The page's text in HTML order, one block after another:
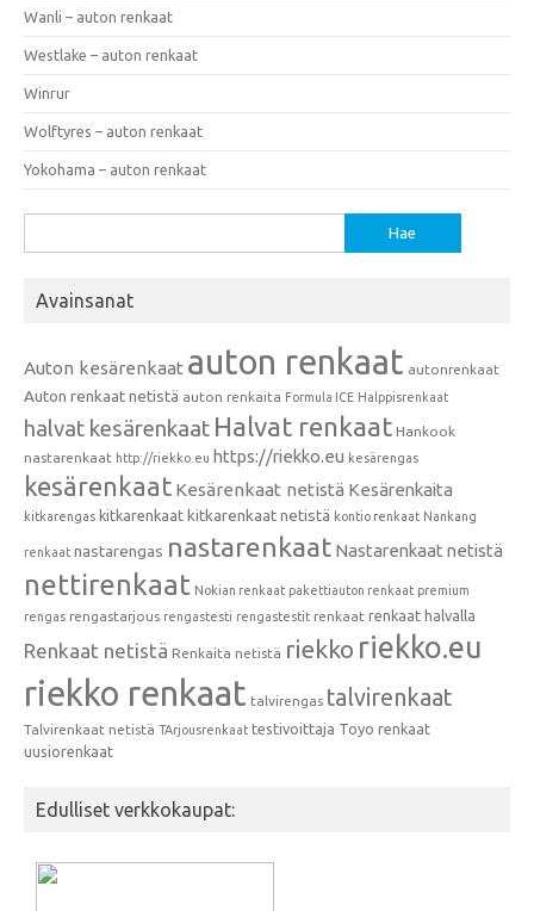
Wanli – auton renkaat
Westlake – auton renkaat
Winrur
Wolftyres – auton renkaat
Yokohama – auton renkaat
Avainsanat
Auton kesärenkaat auton renkaat autonrenkaat
Auton renkaat netistä auton renkaita Formula ICE Halppisrenkaat
halvat kesärenkaat Halvat renkaat Hankook
nastarenkaat http://riekko.eu https://riekko.eu kesärengas
kesärenkaat Kesärenkaat netistä Kesärenkaita
kitkarengas kitkarenkaat kitkarenkaat netistä kontio renkaat Nankang
renkaat nastarengas nastarenkaat Nastarenkaat netistä
nettirenkaat Nokian renkaat pakettiauton renkaat premium
rengas rengastarjous rengastesti rengastestit renkaat renkaat halvalla
Renkaat netistä Renkaita netistä riekko riekko.eu
riekko renkaat talvirengas talvirenkaat
Talvirenkaat netistä TArjousrenkaat testivoittaja Toyo renkaat
uusiorenkaat
Edulliset verkkokaupat: